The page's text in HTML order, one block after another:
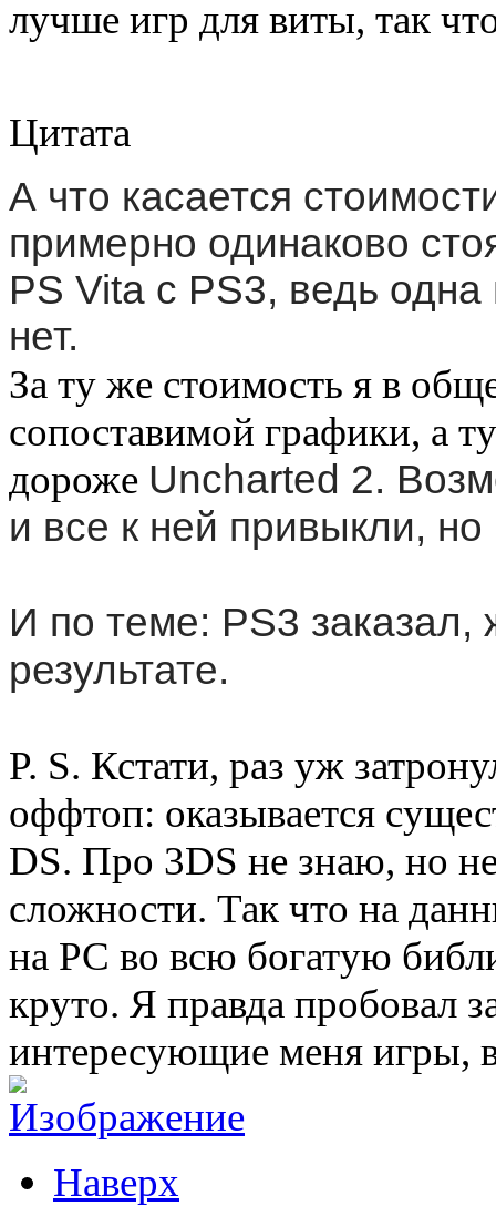
лучше игр для виты, так
Цитата
А что касается
примерно одинаково
PS Vita с PS3, ведь одна
нет.
За ту же стоимость я в
сопоставимой графики, а
дороже Uncharted 2.
и все к ней привыкли,
И по теме: PS3
результате.
P. S. Кстати, раз уж
оффтоп: оказывается
DS. Про 3DS не знаю, но
сложности. Так что на
на PC во всю богатую
круто. Я правда пробовал
интересующие меня игры,
Наверх